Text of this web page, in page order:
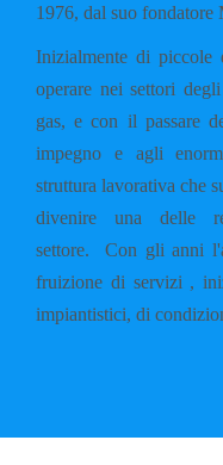
1976, dal suo fondatore
Inizialmente di piccole
operare nei settori
gas, e con il passare
impegno e agli
struttura lavorativa che
divenire una delle
settore.Con gli anni
fruizione di servizi ,
impiantistici, di